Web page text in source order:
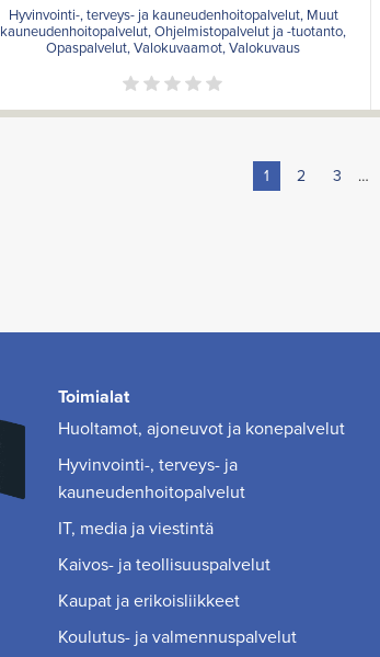
Hyvinvointi-, terveys- ja kauneudenhoitopalvelut, Muut
kauneudenhoitopalvelut, Ohjelmistopalvelut ja -tuotanto,
Opaspalvelut, Valokuvaamot, Valokuvaus
1 2 3 …
Toimialat
Huoltamot, ajoneuvot ja konepalvelut
Hyvinvointi-, terveys- ja
kauneudenhoitopalvelut
IT, media ja viestintä
Kaivos- ja teollisuuspalvelut
Kaupat ja erikoisliikkeet
Koulutus- ja valmennuspalvelut